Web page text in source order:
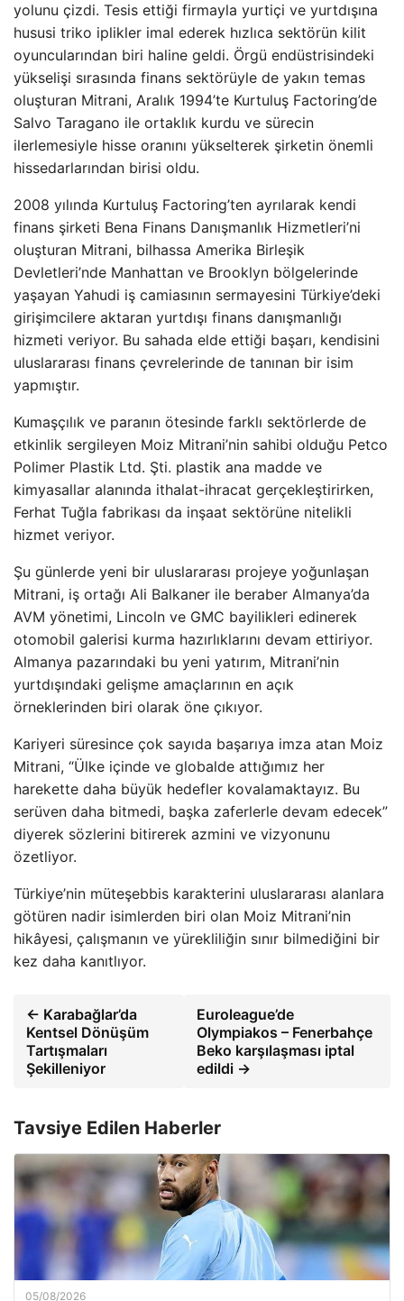
yolunu çizdi. Tesis ettiği firmayla yurtiçi ve yurtdışına
hususi triko iplikler imal ederek hızlıca sektörün kilit
oyuncularından biri haline geldi. Örgü endüstrisindeki
yükselişi sırasında finans sektörüyle de yakın temas
oluşturan Mitrani, Aralık 1994’te Kurtuluş Factoring’de
Salvo Taragano ile ortaklık kurdu ve sürecin
ilerlemesiyle hisse oranını yükselterek şirketin önemli
hissedarlarından birisi oldu.
2008 yılında Kurtuluş Factoring’ten ayrılarak kendi
finans şirketi Bena Finans Danışmanlık Hizmetleri’ni
oluşturan Mitrani, bilhassa Amerika Birleşik
Devletleri’nde Manhattan ve Brooklyn bölgelerinde
yaşayan Yahudi iş camiasının sermayesini Türkiye’deki
girişimcilere aktaran yurtdışı finans danışmanlığı
hizmeti veriyor. Bu sahada elde ettiği başarı, kendisini
uluslararası finans çevrelerinde de tanınan bir isim
yapmıştır.
Kumaşçılık ve paranın ötesinde farklı sektörlerde de
etkinlik sergileyen Moiz Mitrani’nin sahibi olduğu Petco
Polimer Plastik Ltd. Şti. plastik ana madde ve
kimyasallar alanında ithalat-ihracat gerçekleştirirken,
Ferhat Tuğla fabrikası da inşaat sektörüne nitelikli
hizmet veriyor.
Şu günlerde yeni bir uluslararası projeye yoğunlaşan
Mitrani, iş ortağı Ali Balkaner ile beraber Almanya’da
AVM yönetimi, Lincoln ve GMC bayilikleri edinerek
otomobil galerisi kurma hazırlıklarını devam ettiriyor.
Almanya pazarındaki bu yeni yatırım, Mitrani’nin
yurtdışındaki gelişme amaçlarının en açık
örneklerinden biri olarak öne çıkıyor.
Kariyeri süresince çok sayıda başarıya imza atan Moiz
Mitrani, “Ülke içinde ve globalde attığımız her
harekette daha büyük hedefler kovalamaktayız. Bu
serüven daha bitmedi, başka zaferlerle devam edecek”
diyerek sözlerini bitirerek azmini ve vizyonunu
özetliyor.
Türkiye’nin müteşebbis karakterini uluslararası alanlara
götüren nadir isimlerden biri olan Moiz Mitrani’nin
hikâyesi, çalışmanın ve yürekliliğin sınır bilmediğini bir
kez daha kanıtlıyor.
← Karabağlar’da
Kentsel Dönüşüm
Tartışmaları
Şekilleniyor
Euroleague’de
Olympiakos – Fenerbahçe
Beko karşılaşması iptal
edildi →
Tavsiye Edilen Haberler
05/08/2026